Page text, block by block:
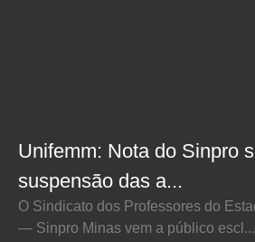
Unifemm: Nota do Sinpro
suspensão das a...
O Sindicato dos Professores do
— Sinpro Minas vem a público escl...